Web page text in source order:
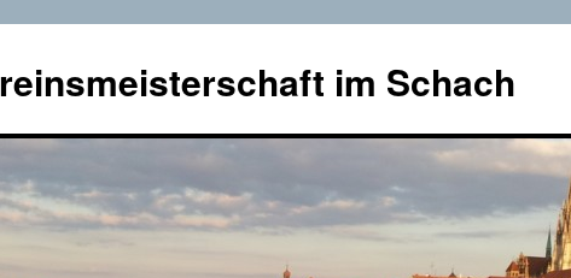
im Schach